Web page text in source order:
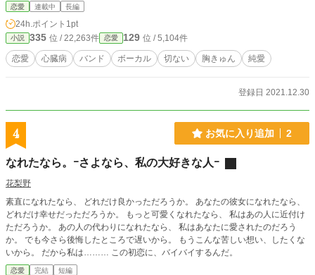
います。ご了承ください。 ※この作品はフィクションです。
開＊2021.12.30～ （旧版初回公開＊2011.12.30）
恋愛 連載中 長編
24h.ポイント 1pt
小説 335 位 / 22,263件 恋愛 129 位 / 5,104件
恋愛 心臓病 バンド ボーカル 切ない 胸きゅん 純愛
登録日 2021.12.30
4 お気に入り追加 2
なれたなら。ｰさよなら、私の大好きな人ｰ
花梨野
素直になれたなら、 どれだけ良かっただろうか。 あなたの彼女になれたなら、
どれだけ幸せだっただろうか。 もっと可愛くなれたなら、 私はあの人に近付け
ただろうか。 あの人の代わりになれたなら、 私はあなたに愛されたのだろう
か。 でも今さら後悔したところで遅いから。 もうこんな苦しい想い、したくな
いから。 だから私は……… この初恋に、バイバイするんだ。
恋愛 完結 短編